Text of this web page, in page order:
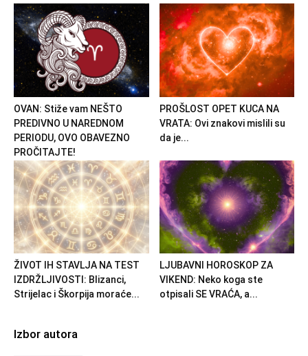
OVAN: Stiže vam NEŠTO
PREDIVNO U NAREDNOM
PERIODU, OVO OBAVEZNO
PROČITAJTE!
PROŠLOST OPET KUCA NA
VRATA: Ovi znakovi mislili su
da je...
ŽIVOT IH STAVLJA NA TEST
IZDRŽLJIVOSTI: Blizanci,
Strijelac i Škorpija moraće...
LJUBAVNI HOROSKOP ZA
VIKEND: Neko koga ste
otpisali SE VRAĆA, a...
Izbor autora